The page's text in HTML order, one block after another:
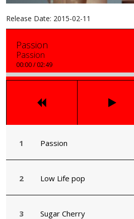
Release Date: 2015-02-11
Passion
Low Life pop
Sugar Cherry
Passion
Passion
00:00/02:49